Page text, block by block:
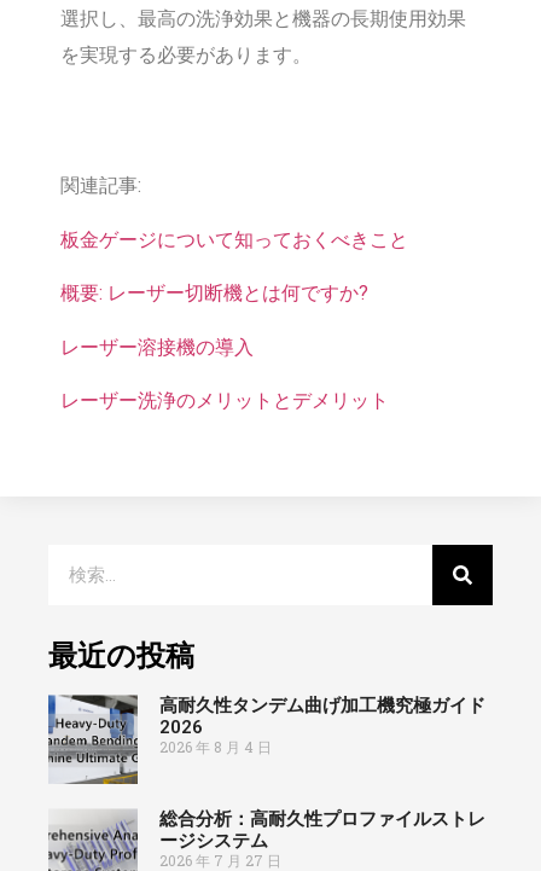
選択し、最高の洗浄効果と機器の長期使用効果
を実現する必要があります。
関連記事:
板金ゲージについて知っておくべきこと
概要: レーザー切断機とは何ですか?
レーザー溶接機の導入
レーザー洗浄のメリットとデメリット
最近の投稿
高耐久性タンデム曲げ加工機究極ガイド
2026
2026 年 8 月 4 日
総合分析：高耐久性プロファイルストレ
ージシステム
2026 年 7 月 27 日